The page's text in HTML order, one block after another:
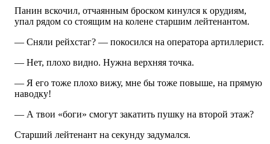
Панин вскочил, отчаянным броском кинулся к орудиям,
упал рядом со стоящим на колене старшим лейтенантом.
— Сняли рейхстаг? — покосился на оператора артиллерист.
— Нет, плохо видно. Нужна верхняя точка.
— Я его тоже плохо вижу, мне бы тоже повыше, на прямую
наводку!
— А твои «боги» смогут закатить пушку на второй этаж?
Старший лейтенант на секунду задумался.